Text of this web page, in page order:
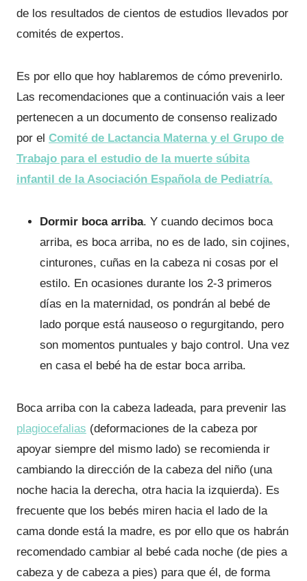
de los resultados de cientos de estudios llevados por
comités de expertos.
Es por ello que hoy hablaremos de cómo prevenirlo.
Las recomendaciones que a continuación vais a leer
pertenecen a un documento de consenso realizado
por el Comité de Lactancia Materna y el Grupo de
Trabajo para el estudio de la muerte súbita
infantil de la Asociación Española de Pediatría.
Dormir boca arriba. Y cuando decimos boca
arriba, es boca arriba, no es de lado, sin cojines,
cinturones, cuñas en la cabeza ni cosas por el
estilo. En ocasiones durante los 2-3 primeros
días en la maternidad, os pondrán al bebé de
lado porque está nauseoso o regurgitando, pero
son momentos puntuales y bajo control. Una vez
en casa el bebé ha de estar boca arriba.
Boca arriba con la cabeza ladeada, para prevenir las
plagiocefalias (deformaciones de la cabeza por
apoyar siempre del mismo lado) se recomienda ir
cambiando la dirección de la cabeza del niño (una
noche hacia la derecha, otra hacia la izquierda). Es
frecuente que los bebés miren hacia el lado de la
cama donde está la madre, es por ello que os habrán
recomendado cambiar al bebé cada noche (de pies a
cabeza y de cabeza a pies) para que él, de forma